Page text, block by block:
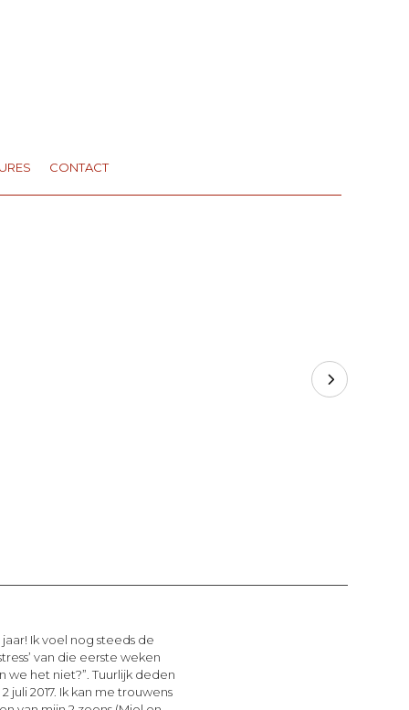
CONTACT
Ik voel nog steeds de
van die eerste weken
het niet?”. Tuurlijk deden
2017. Ik kan me trouwens